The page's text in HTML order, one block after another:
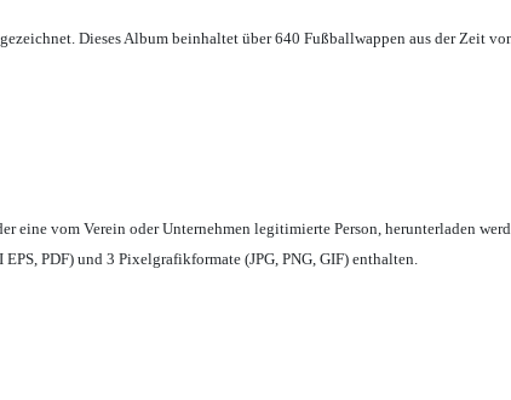
Dieses Album beinhaltet über 640 Fußballwappen aus der Zeit
eine vom Verein oder Unternehmen legitimierte Person, herunterladen
PDF) und 3 Pixelgrafikformate (JPG, PNG, GIF) enthalten.